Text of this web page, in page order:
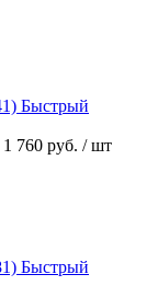
Быстрый
1 760 руб. / шт
Быстрый